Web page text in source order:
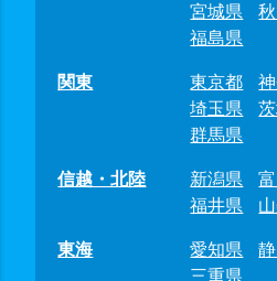
宮城県
福島県
関東
東京都
埼玉県
群馬県
信越・北陸
新潟県
福井県
東海
愛知県
三重県